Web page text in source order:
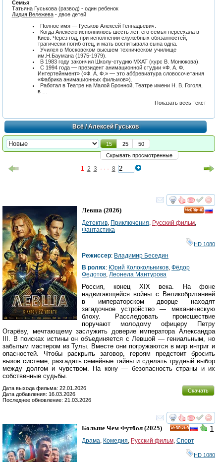
Семья:
Татьяна Гуськова (развод) - один ребенок
Лидия Вележева- двое детей
Полное имя — Гуськов Алексей Геннадьевич.
Когда Алексею исполнилось шесть лет, его семья переехала в
Киев. Через год, при исполнении служебных обязанностей,
трагически погиб отец, и мать воспитывала сына одна.
Учился в Московском высшем техническом училище
им.Н.Баумана (1975-1979).
В 1983 году закончил Школу-студию МХАТ (курс В. Монюкова).
С 1994 года — президент анимационной студии «Ф. А. Ф.
Интертейнмент» («Ф. А. Ф.» — это аббревиатура словосочетания
«Фабрика анимационных фильмов»).
Работал в Театре на Малой Бронной, Театре имени Н. В. Гоголя,
в …
Показать весь текст
Всё/ Алексей Гуськов
15 25
50
Скрывать просмотренные
1 2 3 · · · 8
смотреть
Левша (2026)
Детектив Приключения Русский фильм
Фантастика
HD 1080
Режиссер: Владимир Беседин
В ролях: Юрий Колокольников Фёдор
Федотов Леонела Мантурова
Россия, конец XIX века. На фоне
надвигающейся войны с Великобританией
в императорском дворце находят
загадочное устройство — механическую
блоху. Расследовать происшествие
поручают молодому офицеру Петру
Огарёву, мечтающему заслужить доверие императора Александра
III. В поисках истины он объединяется с Левшой — гениальным, но
забытым мастером из Тулы. Вместе они погружаются в мир интриг и
опасностей. Чтобы раскрыть заговор, героям предстоит бросить
вызов системе, разгадать семейные тайны и сделать трудный выбор
между долгом и чувством. На кону — безопасность страны и их
собственные судьбы.
Скачать
Дата выхода фильма: 22.01.2026
Дата добавления: 16.03.2026
Последнее обновление: 21.03.2026
смотреть
1
Больше Чем Футбол (2025)
Драма Комедия Русский фильм Спорт
HD 1080